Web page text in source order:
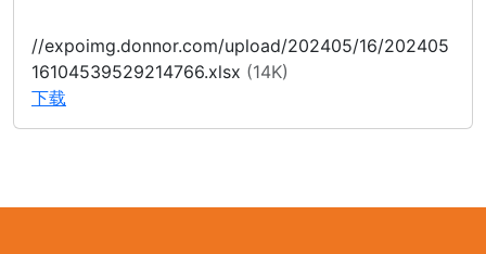
//expoimg.donnor.com/upload/202405/16/202405
16104539529214766.xlsx (14K)
下载